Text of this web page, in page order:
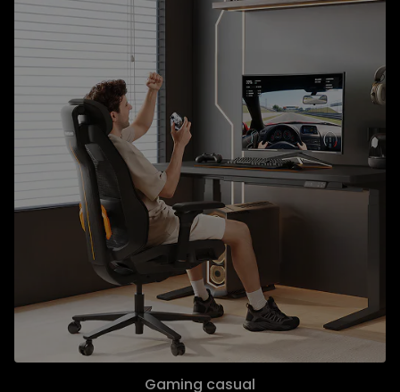
Gaming casual